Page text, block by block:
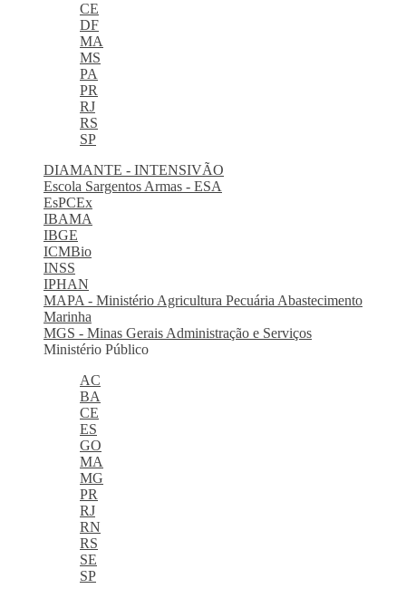
CE
DF
MA
MS
PA
PR
RJ
RS
SP
DIAMANTE - INTENSIVÃO
Escola Sargentos Armas - ESA
EsPCEx
IBAMA
IBGE
ICMBio
INSS
IPHAN
MAPA - Ministério Agricultura Pecuária Abastecimento
Marinha
MGS - Minas Gerais Administração e Serviços
Ministério Público
AC
BA
CE
ES
GO
MA
MG
PR
RJ
RN
RS
SE
SP